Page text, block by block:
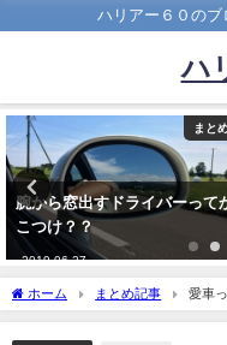
ハリアー６０のブ
ハ
まと
他人の車のセキュリティアラ
が何度も鳴り続けてるんや
が・・・・
ホーム まとめ記事 愛車